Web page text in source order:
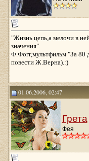
"Жизнь цепь,а мелочи в
значения".
Ф.Фогг,мультфильм "За 80
повести Ж.Верна).:)
01.06.2006, 02:47
Грета
Фея